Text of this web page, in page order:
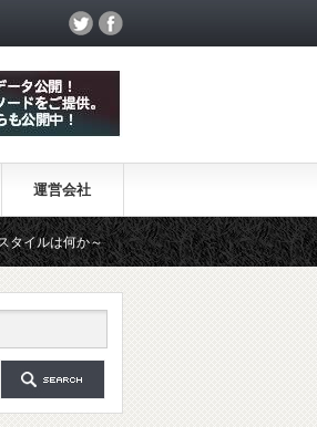
運営会社
か～ 【一覧】J1・J2・J3リーグ「